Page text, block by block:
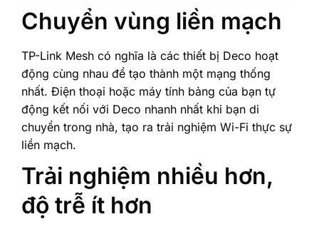
Chuyển vùng liền mạch
TP-Link Mesh có nghĩa là các thiết bị Deco hoạt
động cùng nhau để tạo thành một mạng thống
nhất. Điện thoại hoặc máy tính bảng của bạn tự
động kết nối với Deco nhanh nhất khi bạn di
chuyển trong nhà, tạo ra trải nghiệm Wi-Fi thực sự
liền mạch.
Trải nghiệm nhiều hơn,
độ trễ ít hơn